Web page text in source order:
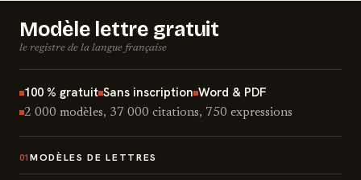
Modèle lettre gratuit
le registre de la langue française
100 % gratuit Sans inscription Word & PDF
2 000 modèles, 37 000 citations, 750 expressions
01 MODÈLES DE LETTRES